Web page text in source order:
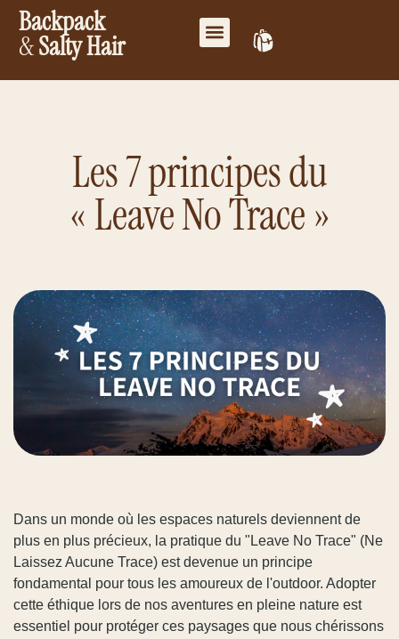
Backpack
&Salty Hair
Les 7 principes du
« Leave No Trace »
Dans un monde où les espaces naturels deviennent de
plus en plus précieux, la pratique du "Leave No Trace" (Ne
Laissez Aucune Trace) est devenue un principe
fondamental pour tous les amoureux de l'outdoor. Adopter
cette éthique lors de nos aventures en pleine nature est
essentiel pour protéger ces paysages que nous chérissons